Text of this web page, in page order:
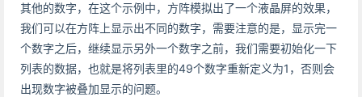
其他的数字，在这个示例中，方阵模拟出了一个液晶屏的效果，
我们可以在方阵上显示出不同的数字，需要注意的是，显示完一
个数字之后，继续显示另外一个数字之前，我们需要初始化一下
列表的数据，也就是将列表里的49个数字重新定义为1，否则会
出现数字被叠加显示的问题。